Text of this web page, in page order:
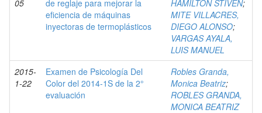
05
de reglaje para mejorar la
eficiencia de máquinas
inyectoras de termoplásticos
HAMILTON STIVEN;
MITE VILLACRES,
DIEGO ALONSO;
VARGAS AYALA,
LUIS MANUEL
2015-
1-22
Examen de Psicología Del
Color del 2014-1S de la 2°
evaluación
Robles Granda,
Monica Beatriz;
ROBLES GRANDA,
MONICA BEATRIZ